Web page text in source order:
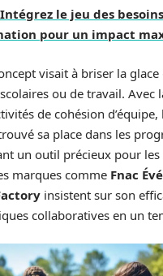
Intégrez le jeu des besoins
pour un impact
visait à briser la glace
ou de travail. Avec
de cohésion d’équipe,
sa place dans les
un outil précieux pour
marques comme Fnac
insistent sur son
collaboratives en un